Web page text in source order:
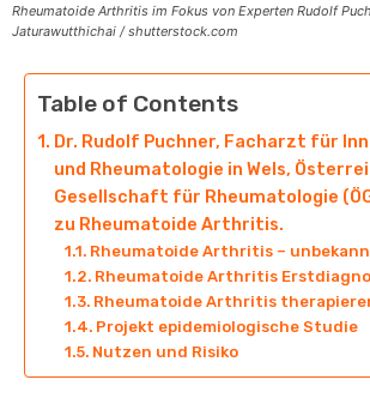
Rheumatoide Arthritis im Fokus von Experten Rudolf
Jaturawutthichai / shutterstock.com
Table of Contents
Dr. Rudolf Puchner, Facharzt für
und Rheumatologie in Wels,
Gesellschaft für Rheumatologie
zu Rheumatoide Arthritis.
Rheumatoide Arthritis –
Rheumatoide Arthritis
Rheumatoide Arthritis
Projekt epidemiologische Studie
Nutzen und Risiko